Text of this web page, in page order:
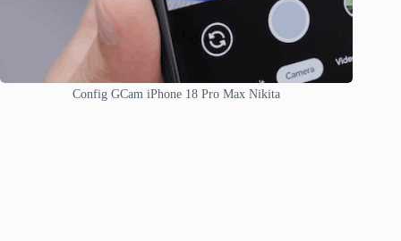
Config GCam iPhone 18 Pro Max Nikita